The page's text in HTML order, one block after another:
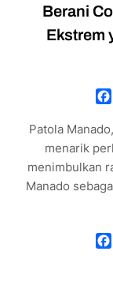
Berani
Ekstrem
​​Patola
menarik
menimbulkan
Manado